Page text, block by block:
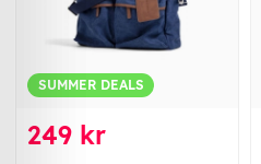
SUMMER DEALS
249 kr